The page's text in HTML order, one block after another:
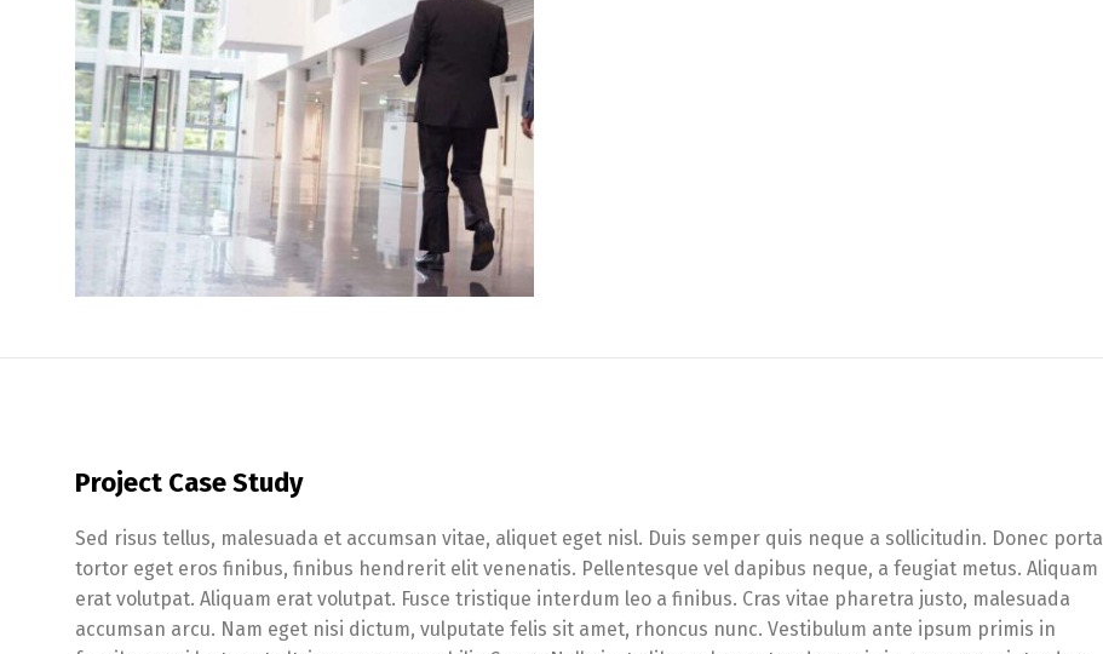
Project Case Study
Sed risus tellus, malesuada et accumsan vitae, aliquet eget nisl. Duis semper quis neque a sollicitudin. Donec porta
tortor eget eros finibus, finibus hendrerit elit venenatis. Pellentesque vel dapibus neque, a feugiat metus. Aliquam
erat volutpat. Aliquam erat volutpat. Fusce tristique interdum leo a finibus. Cras vitae pharetra justo, malesuada
accumsan arcu. Nam eget nisi dictum, vulputate felis sit amet, rhoncus nunc. Vestibulum ante ipsum primis in